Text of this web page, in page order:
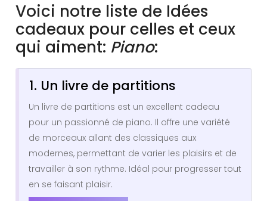
Voici notre liste de Idées
cadeaux pour celles et ceux
qui aiment: Piano:
1. Un livre de partitions
Un livre de partitions est un excellent cadeau
pour un passionné de piano. Il offre une variété
de morceaux allant des classiques aux
modernes, permettant de varier les plaisirs et de
travailler à son rythme. Idéal pour progresser tout
en se faisant plaisir.